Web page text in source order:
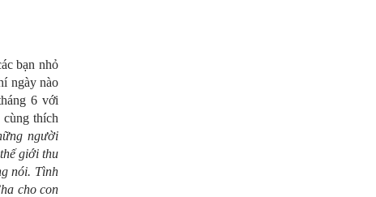
bạn nhỏ
ngày nào
6 với
thích
người
giới thu
nói. Tình
cho con